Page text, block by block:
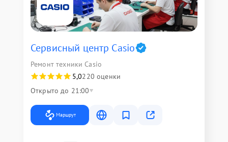
Сервисный центр Casio
Ремонт техники Casio
5,0220 оценки
Открыто до 21:00
Маршрут